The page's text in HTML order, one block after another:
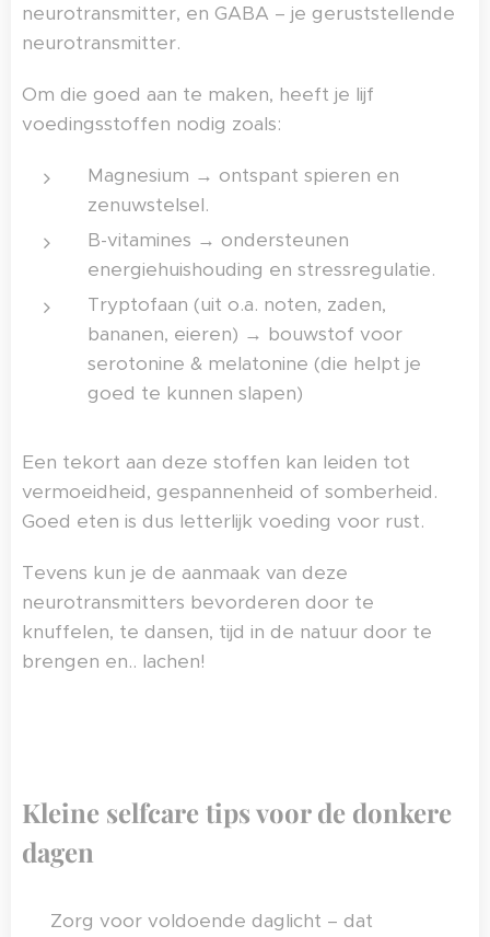
neurotransmitter, en GABA – je geruststellende
neurotransmitter.
Om die goed aan te maken, heeft je lijf
voedingsstoffen nodig zoals:
Magnesium → ontspant spieren en
zenuwstelsel.
B-vitamines → ondersteunen
energiehuishouding en stressregulatie.
Tryptofaan (uit o.a. noten, zaden,
bananen, eieren) → bouwstof voor
serotonine & melatonine (die helpt je
goed te kunnen slapen)
Een tekort aan deze stoffen kan leiden tot
vermoeidheid, gespannenheid of somberheid.
Goed eten is dus letterlijk voeding voor rust.
Tevens kun je de aanmaak van deze
neurotransmitters bevorderen door te
knuffelen, te dansen, tijd in de natuur door te
brengen en.. lachen!
Kleine selfcare tips voor de donkere
dagen
✨ Zorg voor voldoende daglicht – dat